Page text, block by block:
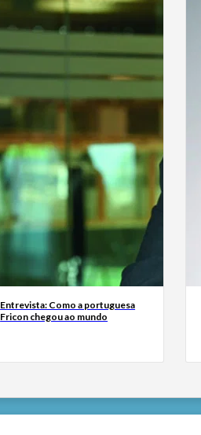
Entrevista: Como a portuguesa
Fricon chegou ao mundo